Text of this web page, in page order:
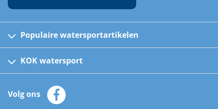
Populaire watersportartikelen
Kinder reddingsvesten
Automatische reddingsvesten
Zeilkleding
Zonnepanelen
KOK watersport
Klantenservice
Merken
Volg ons